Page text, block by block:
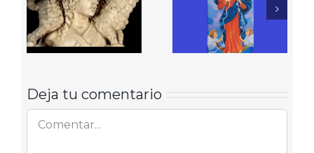
Deja tu comentario
Comentar